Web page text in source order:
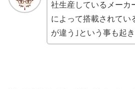
社生産しているメーカ
によって搭載されてい
が違う｣という事も起